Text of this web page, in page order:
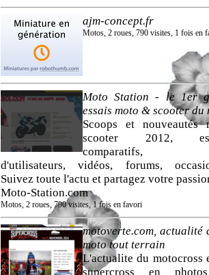
ajm-concept.fr
Motos, 2 roues, 790 visites, 1 fois en
Moto Station - le 1er
essais moto & scooter du
Scoops et nouveautés
scooter 2012,
comparatifs,
d'utilisateurs, vidéos, forums,
Suivez toute l'actu et partagez votre
Moto-Station.com
Motos, 2 roues, 790 visites, 1 fois en favori
motoverte.com, actualité
moto tout terrain
L'actualite du motocross
supercross en